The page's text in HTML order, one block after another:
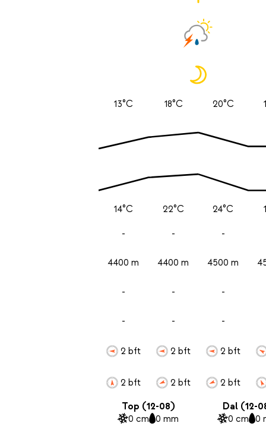
13°C
14°C
-
4400 m
-
-
2 bft
2 bft
18°C
22°C
-
4400 m
-
-
2 bft
2 bft
20°C
24°C
-
4500 m
-
-
2 bft
2 bft
Top (12-08)
0 cm 0 mm
Dal (12-
0 cm 0